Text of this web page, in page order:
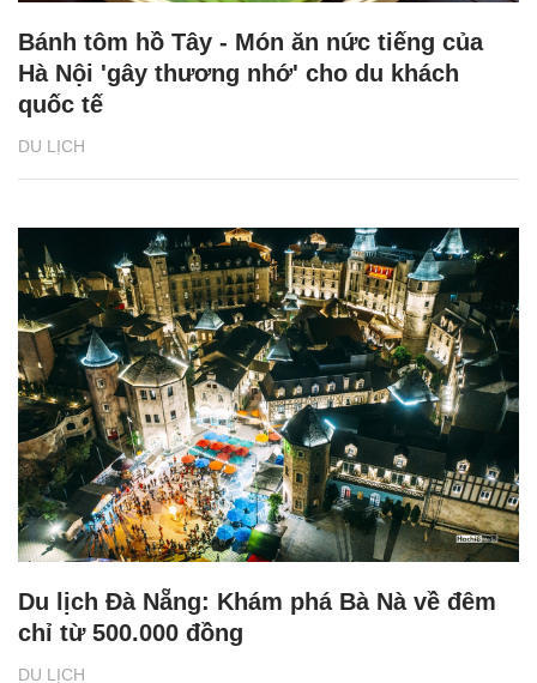
DU LỊCH
Bánh tôm hồ Tây - Món ăn nức tiếng của
Hà Nội 'gây thương nhớ' cho du khách
quốc tế
DU LỊCH
Du lịch Đà Nẵng: Khám phá Bà Nà về đêm
chỉ từ 500.000 đồng